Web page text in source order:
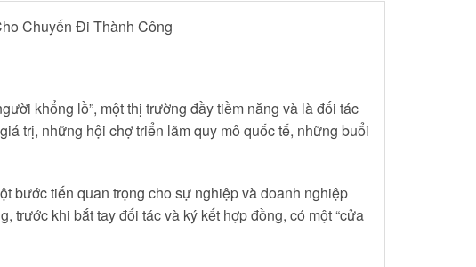
Chuyến Đi Thành Công
khổng lồ”, một thị trường đầy tiềm năng và là đối tác
trị, những hội chợ triển lãm quy mô quốc tế, những buổi
bước tiến quan trọng cho sự nghiệp và doanh nghiệp
trước khi bắt tay đối tác và ký kết hợp đồng, có một “cửa